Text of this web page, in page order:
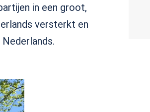
in een groot,
versterkt en